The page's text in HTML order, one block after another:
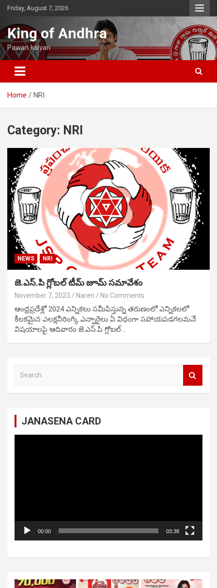
Skip
content
Friday, August 7, 2026
King of Andhra
Pawan kalyan
Home NRI
Category: NRI
NEWS NRI
జె.ఎస్.పి గ్లోబల్ టీమ్ జూమ్ సమావేశం
November 7, 2023 Naren No Comments
ఆంధ్రప్రదేశ్లో 2024 ఎన్నికలు సమీపిస్తున్న తరుణంలో ఎన్నికలలో
కీలకమైన ఎలక్షనీరింగ్కి ఎన్నారైలు ఏ విధంగా సహాయపడగలమనే
విషయాలపై ఆదివారం జె.ఎస్.పి గ్లోబల్…
JANASENA CARD
00:00 03:38